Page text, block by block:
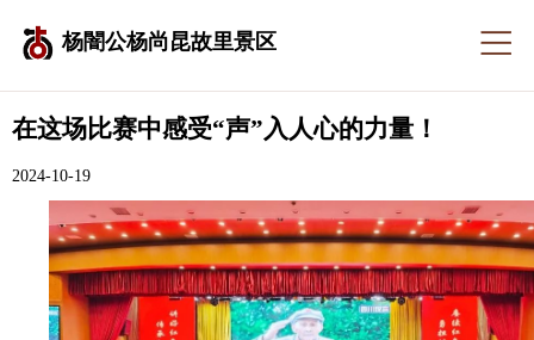
杨闇公杨尚昆故里景区
在这场比赛中感受“声”入人心的力量！
2024-10-19